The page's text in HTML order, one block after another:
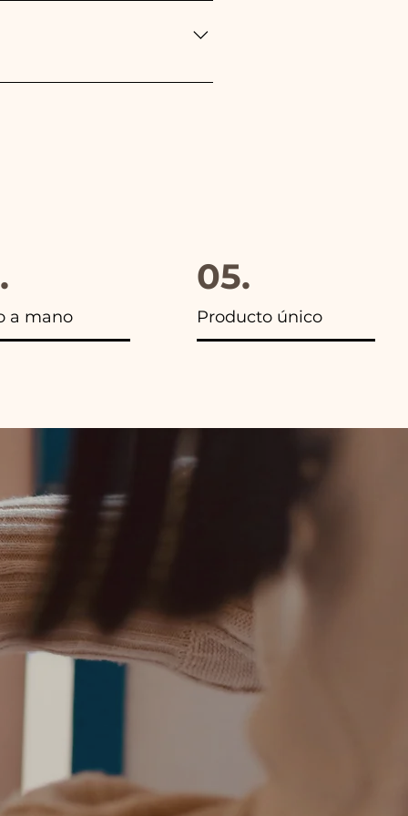
además en todos los
a mano
05.
Producto único